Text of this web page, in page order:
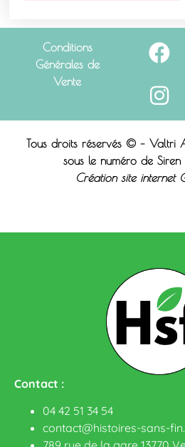
Conditions
Générales de
Vente
Tous droits réservés © – Valtri
sous le numéro de
Création site internet
Contact :
04 42 51 34 54
contact@histoires-sans-